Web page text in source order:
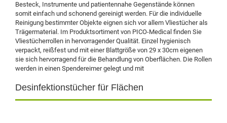
Besteck, Instrumente und patientennahe Gegenstände können
somit einfach und schonend gereinigt werden. Für die individuelle
Reinigung bestimmter Objekte eignen sich vor allem Vliestücher als
Trägermaterial. Im Produktsortiment von PICO-Medical finden Sie
Vliestücherrollen in hervorragender Qualität. Einzel hygienisch
verpackt, reißfest und mit einer Blattgröße von 29 x 30cm eigenen
sie sich hervorragend für die Behandlung von Oberflächen. Die Rollen
werden in einen Spendereimer gelegt und mit
Desinfektionstücher für Flächen